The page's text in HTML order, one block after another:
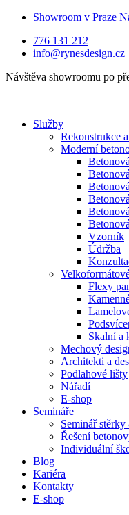
Showroom v Praze
776 131 212
info@rynesdesign.cz
Návštěva showroomu po
Služby
Rekonstrukce
Moderní
Vzorník
Údržba
Flexy
Skalní a
Mechový
Architekti a
Podlahové lišty
Nářadí
E-shop
Semináře
Seminář
Řešení
Individuální
Blog
Kariéra
Kontakty
E-shop